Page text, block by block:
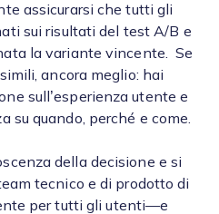
assicurarsi che tutti gli
sui risultati del test A/B e
la variante vincente. Se
ancora meglio: hai
sull’esperienza utente e
su quando, perché e come.
della decisione e si
tecnico e di prodotto di
per tutti gli utenti—e